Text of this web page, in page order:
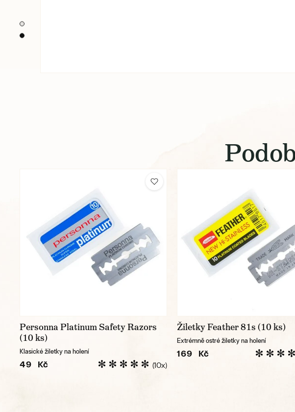
Personna Platinum Safety Razors
(10 ks)
Klasické žiletky na holení
49 Kč (10x)
Žiletky Feather 81s (10 ks)
Extrémně ostré žiletky na holení
169 Kč